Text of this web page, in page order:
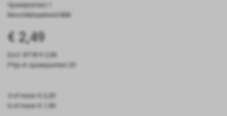
Spaarpunten:1
Beschikbaarheid:808
€ 2,49
Excl. BTW:€ 2,06
Prijs in spaarpunten:25
3 of meer € 2,29
6 of meer € 1,99